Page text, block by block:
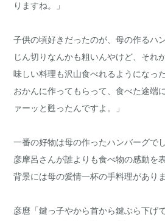
りますね。」
子供の頃好きだったのが、母の作るハ
じん切りなんかも粗いんやけど、それ
味しい料理も沢山食べれるようになっ
おかんに作ってもらって、食べた途端
ァーッと甦ったんですよ。」
一番の好物は母の作ったハンバーグでし
彦摩呂さんが誰よりも食べ物の感動を
背景には母の愛情一杯の手料理がありま
彦麿「鍵っ子やから首から鍵ぶら下げ